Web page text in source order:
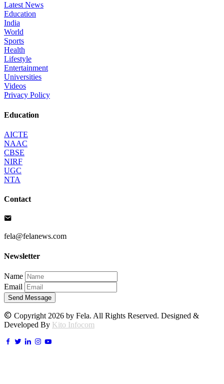
Latest News
Education
India
World
Sports
Health
Lifestyle
Entertainment
Universities
Videos
Privacy Policy
Education
AICTE
NAAC
CBSE
NIRF
UGC
NTA
Contact
fela@felanews.com
Newsletter
Name
Email
Send Message
Copyright 2026 by Fela. All Rights Reserved. Designed &
Developed By Kito Infocom